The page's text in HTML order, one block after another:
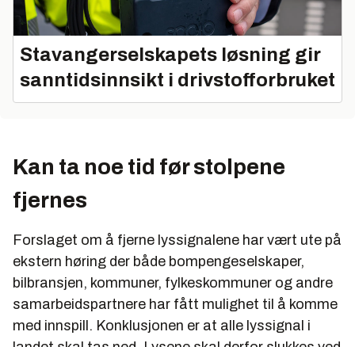
Stavangerselskapets løsning gir
sanntidsinnsikt i drivstofforbruket
Kan ta noe tid før stolpene
fjernes
Forslaget om å fjerne lyssignalene har vært ute på
ekstern høring der både bompengeselskaper,
bilbransjen, kommuner, fylkeskommuner og andre
samarbeidspartnere har fått mulighet til å komme
med innspill. Konklusjonen er at alle lyssignal i